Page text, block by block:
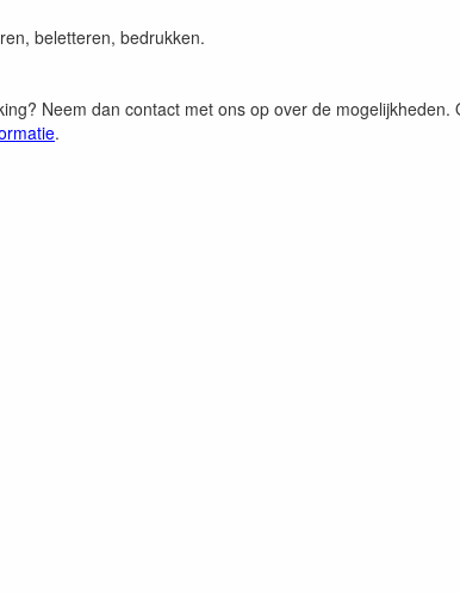
beletteren, bedrukken.
Neem dan contact met ons op over de mogelijkheden.
.